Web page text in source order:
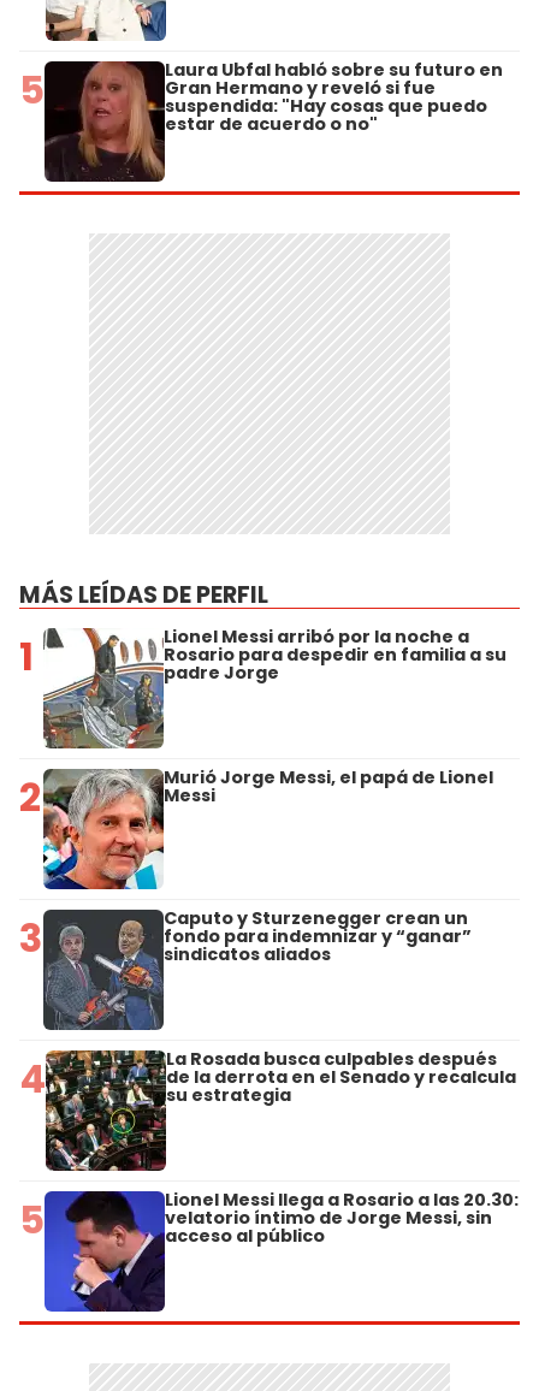
5 Laura Ubfal habló sobre su futuro en
Gran Hermano y reveló si fue
suspendida: "Hay cosas que puedo
estar de acuerdo o no"
MÁS LEÍDAS DE PERFIL
1 Lionel Messi arribó por la noche a
Rosario para despedir en familia a su
padre Jorge
2 Murió Jorge Messi, el papá de Lionel
Messi
3 Caputo y Sturzenegger crean un
fondo para indemnizar y “ganar”
sindicatos aliados
4 La Rosada busca culpables después
de la derrota en el Senado y recalcula
su estrategia
5 Lionel Messi llega a Rosario a las 20.30:
velatorio íntimo de Jorge Messi, sin
acceso al público